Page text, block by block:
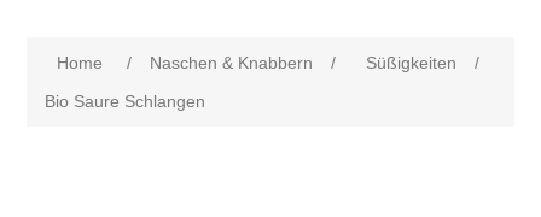
Home / Naschen & Knabbern / Süßigkeiten
/
Bio Saure Schlangen